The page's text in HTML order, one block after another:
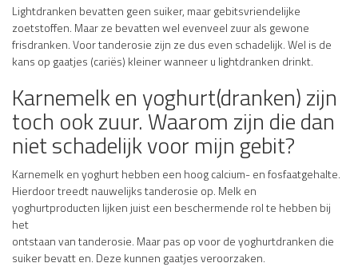
Lightdranken bevatten geen suiker, maar gebitsvriendelijke
zoetstoffen. Maar ze bevatten wel evenveel zuur als gewone
frisdranken. Voor tanderosie zijn ze dus even schadelijk. Wel is de
kans op gaatjes (cariës) kleiner wanneer u lightdranken drinkt.
Karnemelk en yoghurt(dranken) zijn
toch ook zuur. Waarom zijn die dan
niet schadelijk voor mijn gebit?
Karnemelk en yoghurt hebben een hoog calcium- en fosfaatgehalte.
Hierdoor treedt nauwelijks tanderosie op. Melk en
yoghurtproducten lijken juist een beschermende rol te hebben bij
het
ontstaan van tanderosie. Maar pas op voor de yoghurtdranken die
suiker bevatt en. Deze kunnen gaatjes veroorzaken.